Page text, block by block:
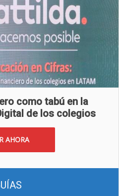
como tabú en la
de los colegios
AHORA